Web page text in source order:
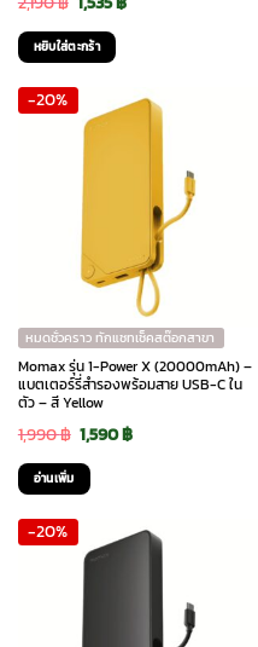
price
was:
2,190 ฿.1,535 ฿.
หยิบใส่ตะกร้า
-20%
หมดชั่วคราว ทักแชทเช็คสต๊อกสาขา
Momax รุ่น 1-Power X (20000mAh) –
แบตเตอร์รี่สำรองพร้อมสาย USB-C ใน
ตัว – สี Yellow
1,990฿ Original
price
was:
1,990 ฿.
1,590฿Current
1,590 ฿.
อ่านเพิ่ม
-20%